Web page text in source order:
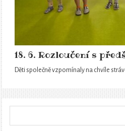
18. 6. Rozloučení s
Děti společně vzpomínaly na chvíle